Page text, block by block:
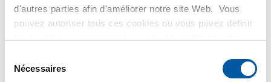
d'autres parties afin d'améliorer notre site Web. Vous
pouvez autoriser tous ces cookies ou vous puvez définir
plus d'informations sur les cookies que nous conservons
Nécessaires
1D